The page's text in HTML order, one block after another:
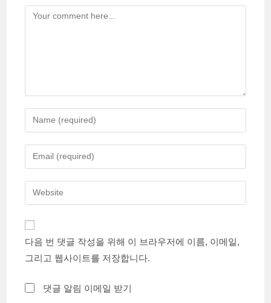
Comment
Enter
your
name
comment
Enter
your
email
address
Enter
your
URL
(optional)
다음 번 댓글 작성을 위해 이 브라우저에 이름, 이메일,
그리고 웹사이트를 저장합니다.
댓글 알림 이메일 받기